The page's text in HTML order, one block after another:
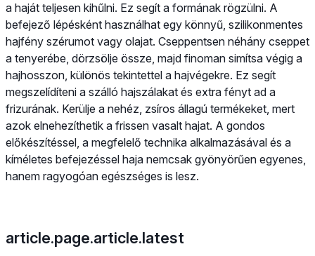
a haját teljesen kihűlni. Ez segít a formának rögzülni. A
befejező lépésként használhat egy könnyű, szilikonmentes
hajfény szérumot vagy olajat. Cseppentsen néhány cseppet
a tenyerébe, dörzsölje össze, majd finoman simítsa végig a
hajhosszon, különös tekintettel a hajvégekre. Ez segít
megszelídíteni a szálló hajszálakat és extra fényt ad a
frizurának. Kerülje a nehéz, zsíros állagú termékeket, mert
azok elnehezíthetik a frissen vasalt hajat. A gondos
előkészítéssel, a megfelelő technika alkalmazásával és a
kíméletes befejezéssel haja nemcsak gyönyörűen egyenes,
hanem ragyogóan egészséges is lesz.
article.page.article.latest